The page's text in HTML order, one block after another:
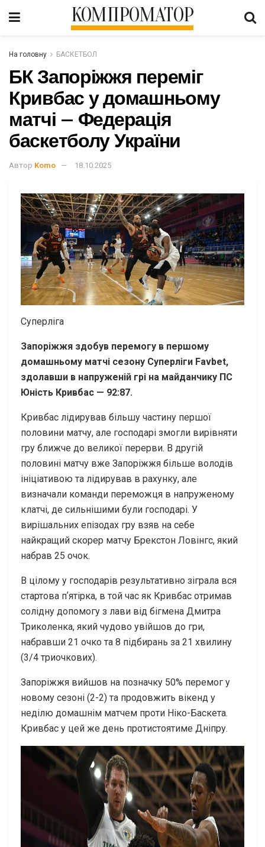
КОМПРОМАТОР
На головну БАСКЕТБОЛ
БК Запоріжжя переміг
Кривбас у домашньому
матчі – Федерація
баскетболу України
Автор Komo 18.10.2025
Суперліга
Запоріжжя здобув перемогу в першому
домашньому матчі сезону Суперліги Favbet,
здолавши в напруженій грі на майданчику ПС
Юність Кривбас — 92:87.
Кривбас лідирував більшу частину першої
половини матчу, але господарі змогли вирівняти
гру ближче до великої перерви. В другій
половині матчу вже Запоріжжя більше володів
ініціативою та лідирував в рахунку, але
визначали команди переможця в напруженому
клатчі, де сильнішими були господарі. У
вирішальних епізодах гру взяв на себе
найкращий скорер матчу Брекстон Ловінгс, який
набрав 25 очок.
В цілому у господарів результативно зіграла вся
стартова пʼятірка, в той час як Кривбас отримав
солідну допомогу з лави від бігмена Дмитра
Триколенка, який чудово увійшов до гри,
набравши 21 очко та 8 підбирань за 21 хвилину
(3/4 триочкових).
Запоріжжя вийшов на позначку 50% перемог у
новому сезоні (2-2) та продовжить вікенд у
неділю домашнім матчем проти Ніко-Баскета.
Кривбас у цей же день протистоятиме Дніпру.